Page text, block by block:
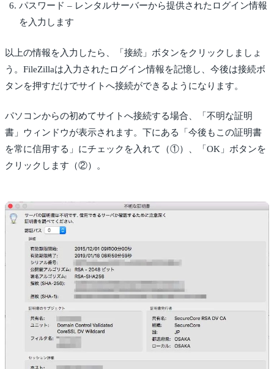
パスワード – レンタルサーバーから提供されたログイン情報
を入力します
以上の情報を入力したら、「接続」ボタンをクリックしましょ
う。FileZillaは入力されたログイン情報を記憶し、今後は接続ボ
タンを押すだけでサイトへ接続ができるようになります。
パソコンからの初めてサイトへ接続する場合、「不明な証明
書」ウィンドウが表示されます。下にある「今後もこの証明書
を常に信用する」にチェックを入れて（①）、「OK」ボタンを
クリックします（②）。